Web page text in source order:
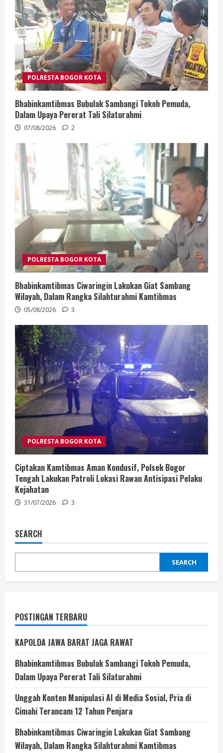
POLRESTA BOGOR KOTA
Bhabinkamtibmas Bubulak Sambangi Tokoh Pemuda,
Dalam Upaya Pererat Tali Silaturahmi
07/08/2026 2
POLRESTA BOGOR KOTA
Bhabinkamtibmas Ciwaringin Lakukan Giat Sambang
Wilayah, Dalam Rangka Silahturahmi Kamtibmas
05/08/2026 3
POLRESTA BOGOR KOTA
Ciptakan Kamtibmas Aman Kondusif, Polsek Bogor
Tengah Lakukan Patroli Lokasi Rawan Antisipasi Pelaku
Kejahatan
31/07/2026 3
SEARCH
SEARCH
POSTINGAN TERBARU
KAPOLDA JAWA BARAT JAGA RAWAT
Bhabinkamtibmas Bubulak Sambangi Tokoh Pemuda,
Dalam Upaya Pererat Tali Silaturahmi
Unggah Konten Manipulasi AI di Media Sosial, Pria di
Cimahi Terancam 12 Tahun Penjara
Bhabinkamtibmas Ciwaringin Lakukan Giat Sambang
Wilayah, Dalam Rangka Silahturahmi Kamtibmas